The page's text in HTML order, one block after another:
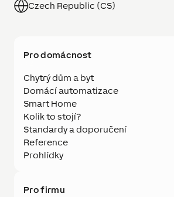
Czech Republic (CS)
Pro domácnost
Chytrý dům a byt
Domácí automatizace
Smart Home
Kolik to stojí?
Standardy a doporučení
Reference
Prohlídky
Pro firmu